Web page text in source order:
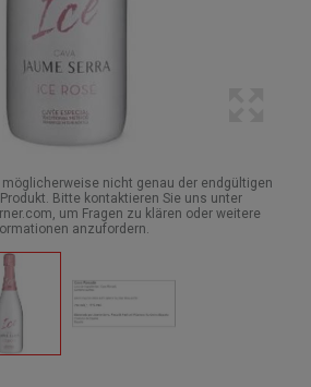
nicht genau der endgültigen
Bitte kontaktieren Sie uns unter
um Fragen zu klären oder weitere
anzufordern.